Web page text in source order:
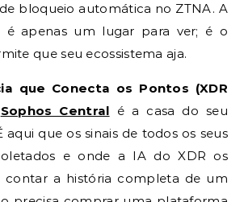
bloqueio automática no ZTNA. A
é apenas um lugar para ver; é o
que seu ecossistema aja.
que Conecta os Pontos (XDR
Sophos Central é a casa do seu
aqui que os sinais de todos os seus
e onde a IA do XDR os
contar a história completa de um